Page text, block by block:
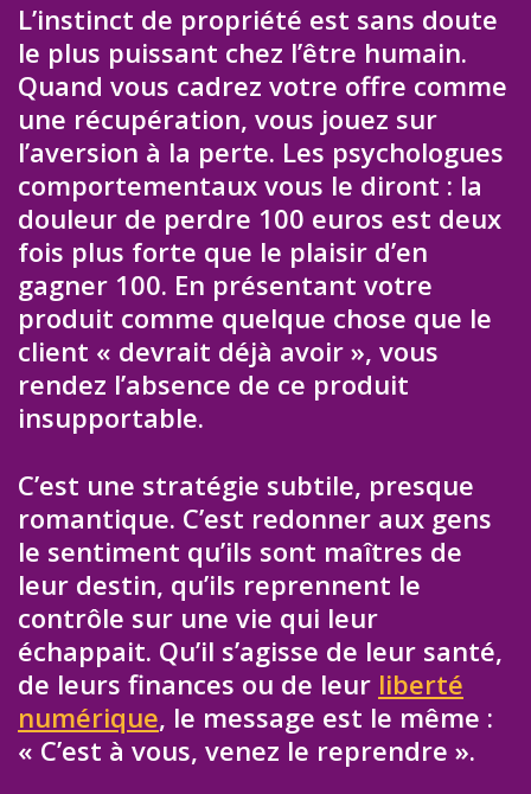
L’instinct de propriété est sans doute
le plus puissant chez l’être humain.
Quand vous cadrez votre offre comme
une récupération, vous jouez sur
l’aversion à la perte. Les psychologues
comportementaux vous le diront : la
douleur de perdre 100 euros est deux
fois plus forte que le plaisir d’en
gagner 100. En présentant votre
produit comme quelque chose que le
client « devrait déjà avoir », vous
rendez l’absence de ce produit
insupportable.
C’est une stratégie subtile, presque
romantique. C’est redonner aux gens
le sentiment qu’ils sont maîtres de
leur destin, qu’ils reprennent le
contrôle sur une vie qui leur
échappait. Qu’il s’agisse de leur santé,
de leurs finances ou de leur liberté
numérique, le message est le même :
« C’est à vous, venez le reprendre ».